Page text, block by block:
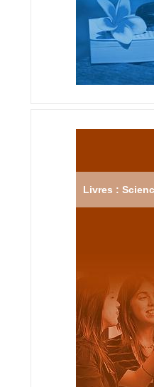
Livres :